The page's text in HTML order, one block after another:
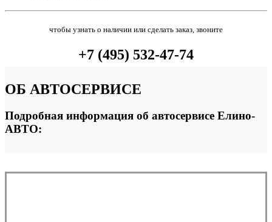
чтобы узнать о наличии или сделать заказ, звоните
+7 (495) 532-47-74
ОБ АВТОСЕРВИСЕ
Подробная информация об автосервисе Елино-
АВТО: